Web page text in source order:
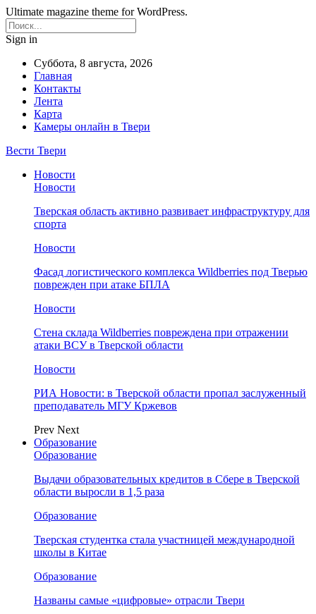
Ultimate magazine theme for WordPress.
Sign in
Суббота, 8 августа, 2026
Главная
Контакты
Лента
Карта
Камеры онлайн в Твери
Вести Твери
Новости
Новости
Тверская область активно развивает инфраструктуру для
спорта
Новости
Фасад логистического комплекса Wildberries под Тверью
поврежден при атаке БПЛА
Новости
Стена склада Wildberries повреждена при отражении
атаки ВСУ в Тверской области
Новости
РИА Новости: в Тверской области пропал заслуженный
преподаватель МГУ Кржевов
Prev Next
Образование
Образование
Выдачи образовательных кредитов в Сбере в Тверской
области выросли в 1,5 раза
Образование
Тверская студентка стала участницей международной
школы в Китае
Образование
Названы самые «цифровые» отрасли Твери